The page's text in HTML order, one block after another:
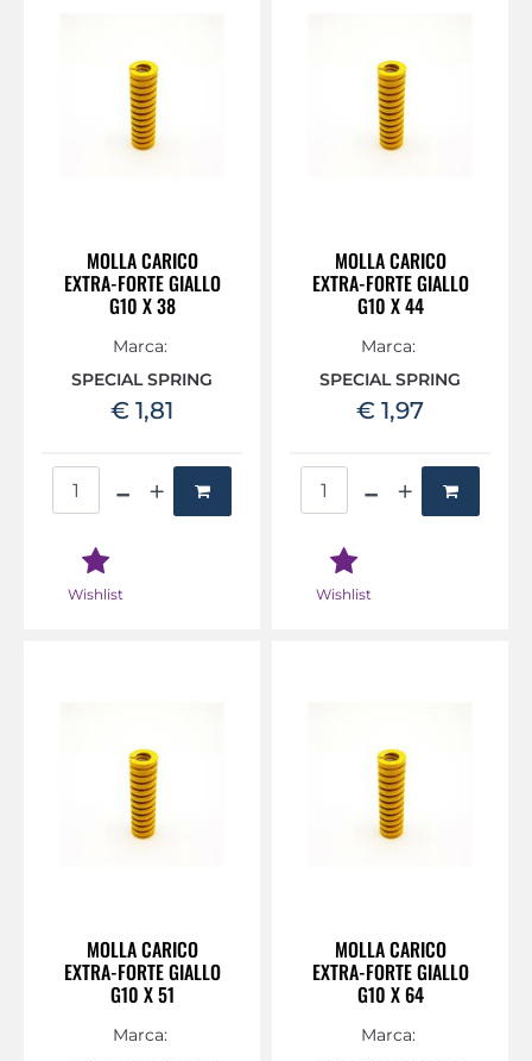
MOLLA CARICO
EXTRA-FORTE GIALLO
G10 X 38
Marca:
SPECIAL SPRING
€ 1,81
Wishlist
MOLLA CARICO
EXTRA-FORTE GIALLO
G10 X 44
Marca:
SPECIAL SPRING
€ 1,97
Wishlist
MOLLA CARICO
EXTRA-FORTE GIALLO
G10 X 51
Marca:
MOLLA CARICO
EXTRA-FORTE GIALLO
G10 X 64
Marca: